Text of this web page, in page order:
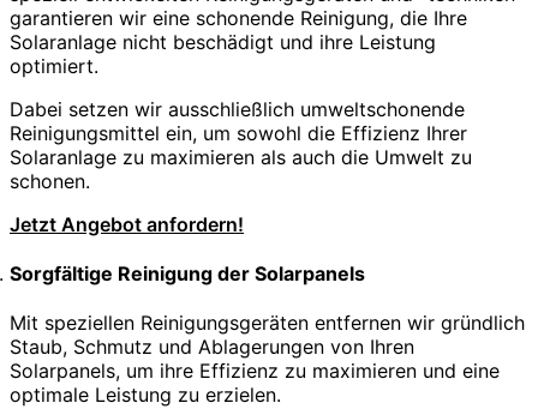
garantieren wir eine schonende Reinigung, die Ihre
Solaranlage nicht beschädigt und ihre Leistung
optimiert.
Dabei setzen wir ausschließlich umweltschonende
Reinigungsmittel ein, um sowohl die Effizienz Ihrer
Solaranlage zu maximieren als auch die Umwelt zu
schonen.
Jetzt Angebot anfordern!
Sorgfältige Reinigung der Solarpanels
Mit speziellen Reinigungsgeräten entfernen wir gründlich
Staub, Schmutz und Ablagerungen von Ihren
Solarpanels, um ihre Effizienz zu maximieren und eine
optimale Leistung zu erzielen.